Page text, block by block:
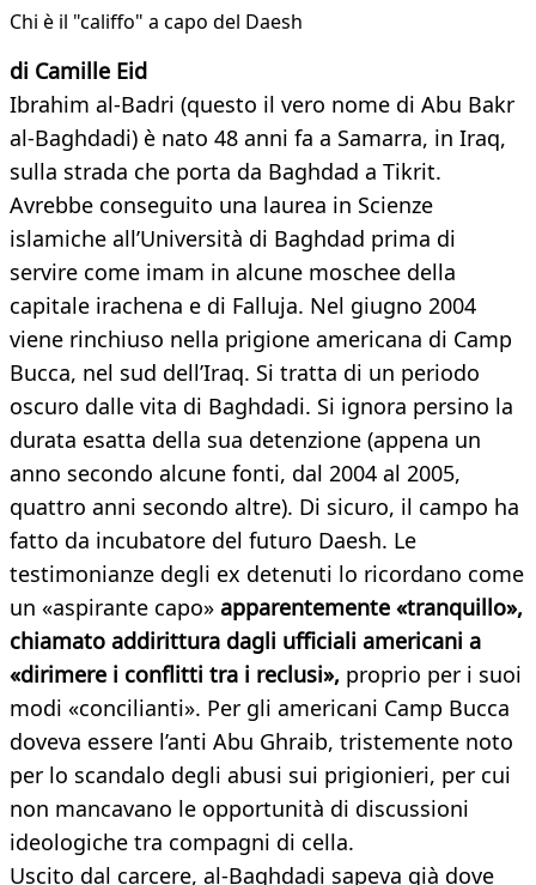
Chi è il "califfo" a capo del Daesh
di Camille Eid
Ibrahim al-Badri (questo il vero nome di Abu Bakr
al-Baghdadi) è nato 48 anni fa a Samarra, in Iraq,
sulla strada che porta da Baghdad a Tikrit.
Avrebbe conseguito una laurea in Scienze
islamiche all’Università di Baghdad prima di
servire come imam in alcune moschee della
capitale irachena e di Falluja. Nel giugno 2004
viene rinchiuso nella prigione americana di Camp
Bucca, nel sud dell’Iraq. Si tratta di un periodo
oscuro dalle vita di Baghdadi. Si ignora persino la
durata esatta della sua detenzione (appena un
anno secondo alcune fonti, dal 2004 al 2005,
quattro anni secondo altre). Di sicuro, il campo ha
fatto da incubatore del futuro Daesh. Le
testimonianze degli ex detenuti lo ricordano come
un «aspirante capo» apparentemente «tranquillo»,
chiamato addirittura dagli ufficiali americani a
«dirimere i conflitti tra i reclusi», proprio per i suoi
modi «concilianti». Per gli americani Camp Bucca
doveva essere l’anti Abu Ghraib, tristemente noto
per lo scandalo degli abusi sui prigionieri, per cui
non mancavano le opportunità di discussioni
ideologiche tra compagni di cella.
Uscito dal carcere, al-Baghdadi sapeva già dove